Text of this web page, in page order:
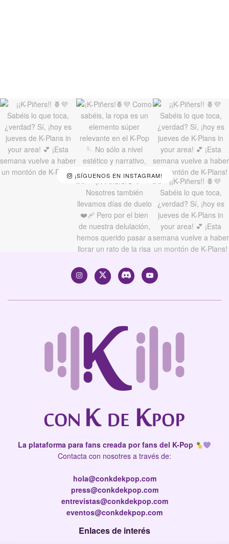
¡SÍGUENOS EN INSTAGRAM!
La plataforma para fans creada por fans del K-Pop
Contacta con nosotres a través de:
hola@conkdekpop.com
press@conkdekpop.com
entrevistas@conkdekpop.com
eventos@conkdekpop.com
Enlaces de interés